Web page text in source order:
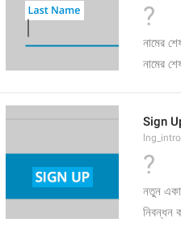
?
নামের
নামের
Sign
?
নতুন
নিবন্ধন